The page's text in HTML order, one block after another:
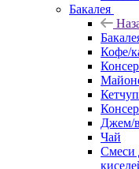
Бакалея
Кофе/
Джем/
Чай
Смеси